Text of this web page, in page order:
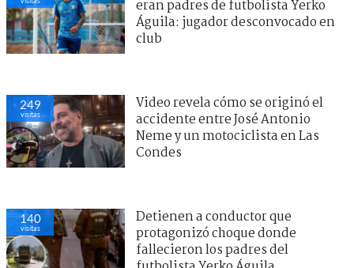
eran padres de futbolista Yerko
Águila: jugador desconvocado en
club
249
visitas
Video revela cómo se originó el
accidente entre José Antonio
Neme y un motociclista en Las
Condes
140
visitas
Detienen a conductor que
protagonizó choque donde
fallecieron los padres del